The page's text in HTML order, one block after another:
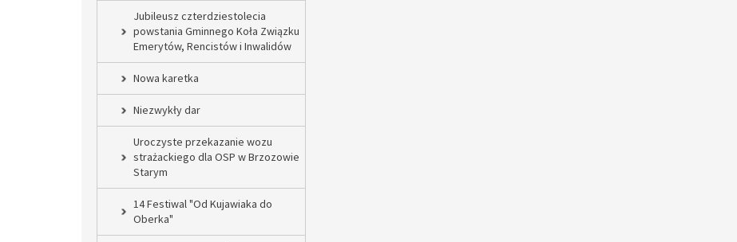
Jubileusz czterdziestolecia
powstania Gminnego Koła Związku
Emerytów, Rencistów i Inwalidów
Nowa karetka
Niezwykły dar
Uroczyste przekazanie wozu
strażackiego dla OSP w Brzozowie
Starym
14 Festiwal "Od Kujawiaka do
Oberka"